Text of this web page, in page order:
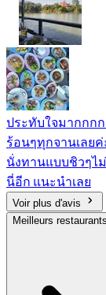
ประทับใจมากกก
ร้อนๆทุกจานเลยค่
นั่งทานแบบชิวๆไ
นี่อีก แนะนำเลย
Voir plus d'avis
Meilleurs